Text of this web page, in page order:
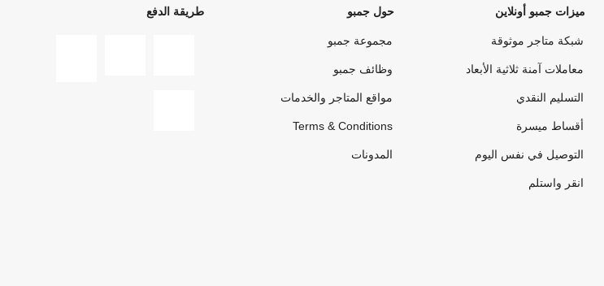
ميزات جمبو أونلاين
شبكة متاجر موثوقة
معاملات آمنة ثلاثية الأبعاد
التسليم النقدي
أقساط ميسرة
التوصيل في نفس اليوم
انقر واستلم
حول جمبو
مجموعة جمبو
وظائف جمبو
مواقع المتاجر والخدمات
Terms & Conditions
المدونات
طريقة الدفع